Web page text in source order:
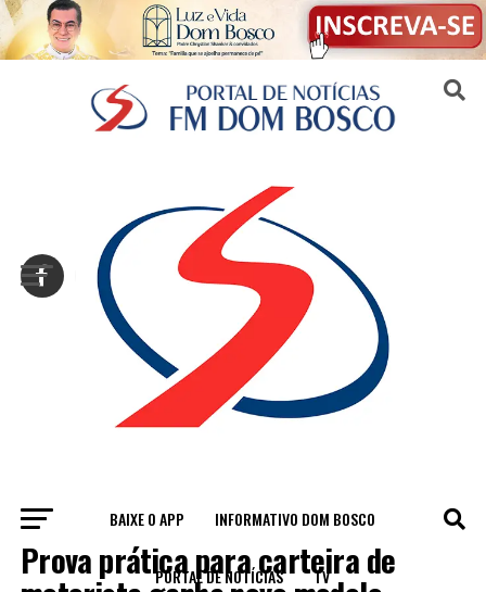
BAIXE O APP INFORMATIVO DOM BOSCO
PORTAL DE NOTÍCIAS TV
BRASIL
Prova prática para carteira de
Sair da versão mobile